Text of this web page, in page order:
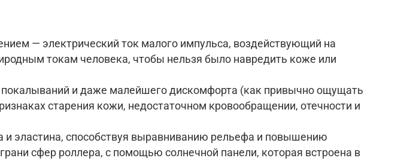
— электрический ток малого импульса, воздействующий на
токам человека, чтобы нельзя было навредить коже или
и даже малейшего дискомфорта (как привычно ощущать
старения кожи, недостаточном кровообращении, отечности и
эластина, способствуя выравниванию рельефа и повышению
сфер роллера, c помощью солнечной панели, которая встроена в